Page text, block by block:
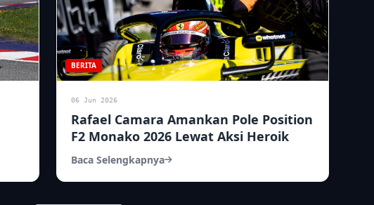
BERITA
06 Jun 2026
Rafael Camara Amankan Pole Position
F2 Monako 2026 Lewat Aksi Heroik
Baca Selengkapnya